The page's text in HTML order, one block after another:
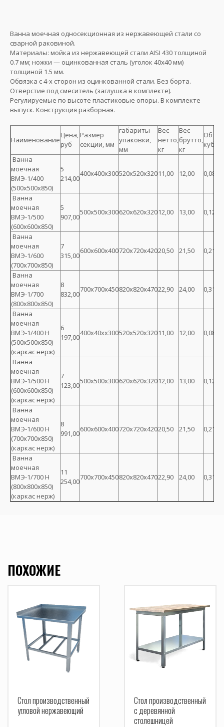
Ванна моечная односекционная из нержавеющей стали со
сварной раковиной.
Материалы: мойка из нержавеющей стали AISI 430 толщиной
0.7 мм; ножки — оцинкованная сталь (уголок 40х40 мм)
толщиной 1.5 мм.
Обвязка с 4-х сторон из оцинкованной стали. Без борта.
Отверстие под смеситель (заглушка в комплекте).
Регулируемые по высоте пластиковые опоры. В комплекте
выпуск. Конструкция разборная.
Наименование
Цена,
руб
Размер
секции, мм
габариты
упаковки,
мм
Вес
нетто,
кг
Вес
брутто,
кг
куб.м.
Ванна
моечная
ВМЭ-1/400
(500х500х850)
5
214,00
400х400х300520х520х32011,00 12,00 0,087
Ванна
моечная
ВМЭ-1/500
(600х600х850)
5
907,00
500х500х300620х620х32012,00 13,00 0,123
Ванна
моечная
ВМЭ-1/600
(700х700х850)
7
315,00
600х600х400720х720х42020,50 21,50 0,218
Ванна
моечная
ВМЭ-1/700
(800х800х850)
8
832,00
700х700х450820х820х47022,90 24,00 0,316
Ванна
моечная
ВМЭ-1/400 Н
(500х500х850)
(каркас нерж)
6
197,00400х40хх300520х520х32011,00 12,00 0,087
Ванна
моечная
ВМЭ-1/500 Н
(600х600х850)
(каркас нерж)
7
123,00500х500х300620х620х32012,00 13,00 0,123
Ванна
моечная
ВМЭ-1/600 Н
(700х700х850)
(каркас нерж)
8
991,00600х600х400720х720х42020,50 21,50 0,218
Ванна
моечная
ВМЭ-1/700 Н
(800х800х850)
(каркас нерж)
11
254,00700х700х450820х820х47022,90 24,00 0,316
ПОХОЖИЕ
Стол производственный
угловой нержавеющий
Стол производственный
с деревянной
столешницей